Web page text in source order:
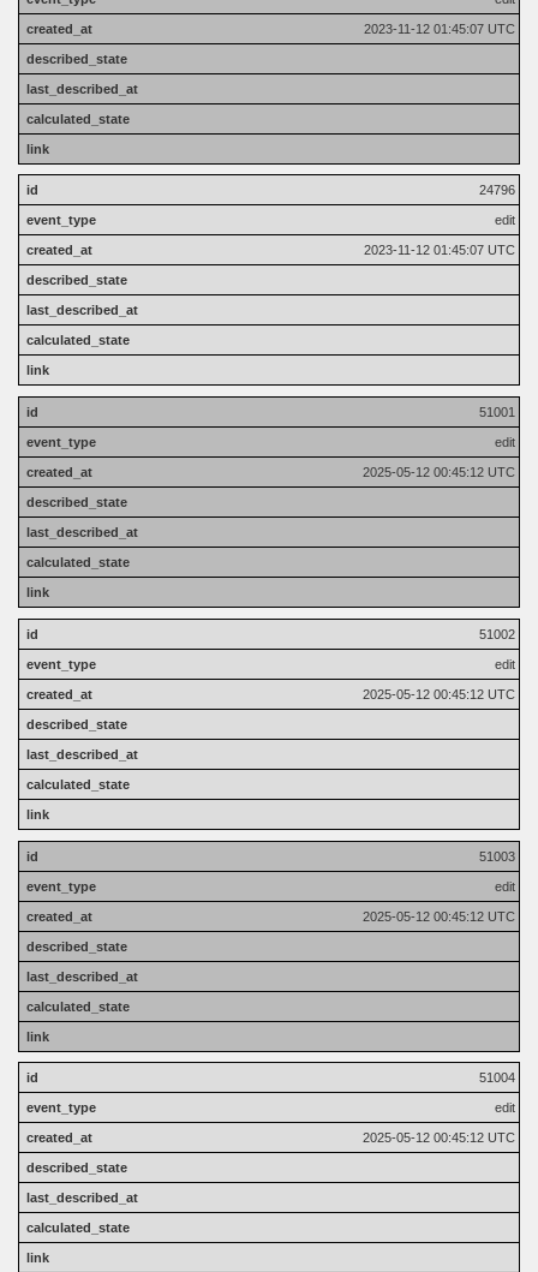
2023-11-12 01:45:07 UTC
24796
edit
2023-11-12 01:45:07 UTC
51001
edit
2025-05-12 00:45:12 UTC
51002
edit
2025-05-12 00:45:12 UTC
51003
edit
2025-05-12 00:45:12 UTC
51004
edit
2025-05-12 00:45:12 UTC